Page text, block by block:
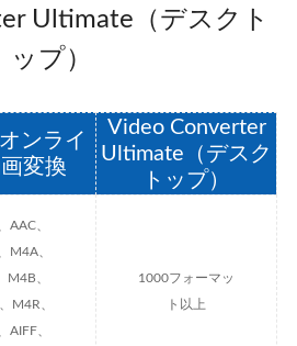
Ultimate（デスクト
ップ）
ンライ
変換
Video Converter
Ultimate（デスク
トップ）
AAC、
M4A、
M4B、
M4R、
AIFF、
1000フォーマッ
ト以上